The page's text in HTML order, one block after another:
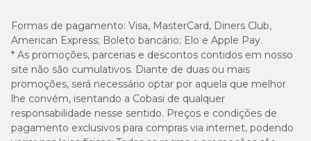
Formas de pagamento: Visa, MasterCard, Diners Club,
American Express; Boleto bancário; Elo e Apple Pay.
* As promoções, parcerias e descontos contidos em nosso
site não são cumulativos. Diante de duas ou mais
promoções, será necessário optar por aquela que melhor
lhe convém, isentando a Cobasi de qualquer
responsabilidade nesse sentido. Preços e condições de
pagamento exclusivos para compras via internet, podendo